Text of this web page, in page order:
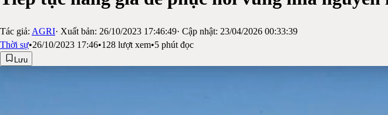
Tác giả: AGRI· Xuất bản: 26/10/2023 17:46:49· Cập nhật: 23/04/2026 00:33:39
Thời sự•26/10/2023 17:46•128 lượt xem•5 phút đọc
Lưu